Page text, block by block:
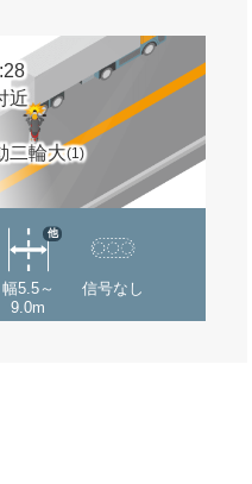
近
二輪大(1)
幅5.5～
9.0m
他
信号なし